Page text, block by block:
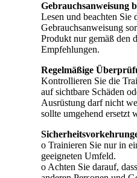
Gebrauchsanweisung
Lesen und beachten Sie
Gebrauchsanweisung
Produkt nur gemäß den
Empfehlungen.
Regelmäßige
Kontrollieren Sie die
auf sichtbare Schäden
Ausrüstung darf nicht
sollte umgehend ersetzt
o Trainieren Sie nur in
geeigneten Umfeld.
o Achten Sie darauf,